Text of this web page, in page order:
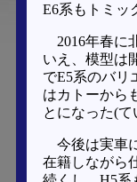
E6系もトミッ
2016年春に
いえ、模型は
でE5系のバリ
はカトーから
とになった(
今後は実車
在籍しながら